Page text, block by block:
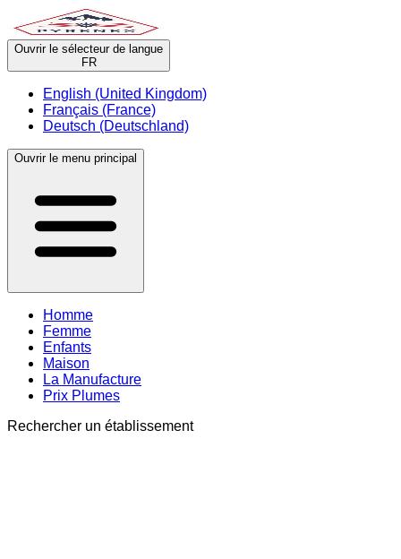
Ouvrir le sélecteur de langue
FR
English (United Kingdom)
Français (France)
Deutsch (Deutschland)
Ouvrir le menu principal
Homme
Femme
Enfants
Maison
La Manufacture
Prix Plumes
Rechercher un établissement